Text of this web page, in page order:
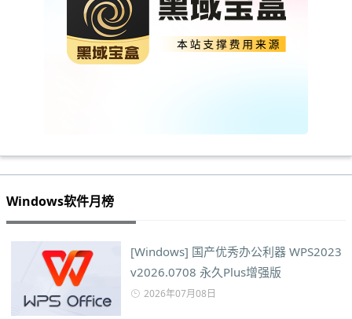
Windows软件月榜
[Windows] 国产优秀办公利器 WPS2023
v2026.0708 永久Plus增强版
2026年07月08日